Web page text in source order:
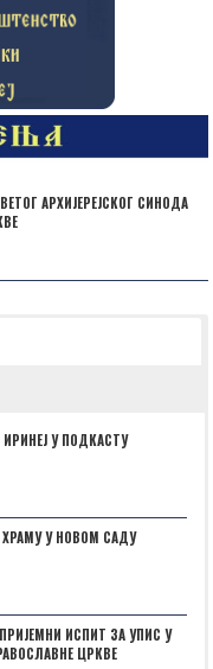
АРХИЈЕРЕЈСКОГ СИНОДА
У ПОДКАСТУ
У НОВОМ САДУ
ИСПИТ ЗА УПИС У
ЦРКВЕ